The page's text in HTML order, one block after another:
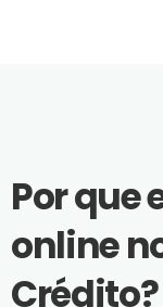
Por que
online
Crédito?